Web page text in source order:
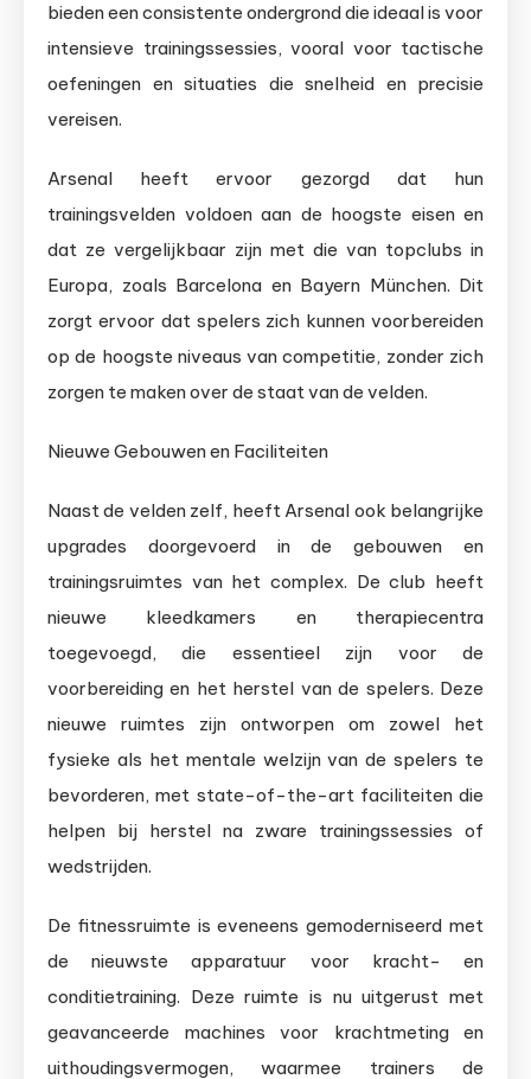
bieden een consistente ondergrond die ideaal is voor
intensieve trainingssessies, vooral voor tactische
oefeningen en situaties die snelheid en precisie
vereisen.
Arsenal heeft ervoor gezorgd dat hun
trainingsvelden voldoen aan de hoogste eisen en
dat ze vergelijkbaar zijn met die van topclubs in
Europa, zoals Barcelona en Bayern München. Dit
zorgt ervoor dat spelers zich kunnen voorbereiden
op de hoogste niveaus van competitie, zonder zich
zorgen te maken over de staat van de velden.
Nieuwe Gebouwen en Faciliteiten
Naast de velden zelf, heeft Arsenal ook belangrijke
upgrades doorgevoerd in de gebouwen en
trainingsruimtes van het complex. De club heeft
nieuwe kleedkamers en therapiecentra
toegevoegd, die essentieel zijn voor de
voorbereiding en het herstel van de spelers. Deze
nieuwe ruimtes zijn ontworpen om zowel het
fysieke als het mentale welzijn van de spelers te
bevorderen, met state-of-the-art faciliteiten die
helpen bij herstel na zware trainingssessies of
wedstrijden.
De fitnessruimte is eveneens gemoderniseerd met
de nieuwste apparatuur voor kracht- en
conditietraining. Deze ruimte is nu uitgerust met
geavanceerde machines voor krachtmeting en
uithoudingsvermogen, waarmee trainers de